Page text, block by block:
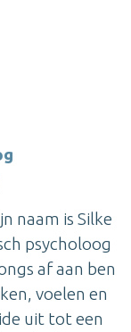
naam is Silke
psycholoog
af aan ben
voelen en
uit tot een